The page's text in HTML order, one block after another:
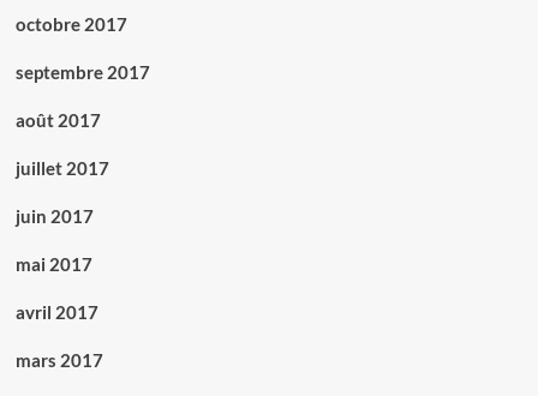
octobre 2017
septembre 2017
août 2017
juillet 2017
juin 2017
mai 2017
avril 2017
mars 2017